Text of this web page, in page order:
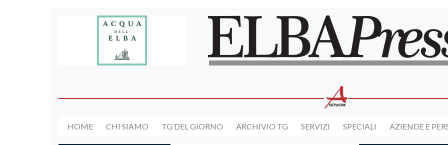
HOME CHI SIAMO TG DEL GIORNO ARCHIVIO TG SERVIZI SPECIALI AZIENDE E